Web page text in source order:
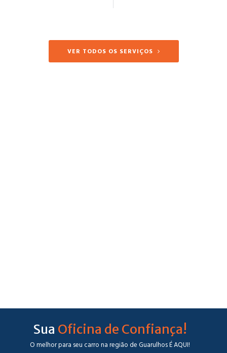
VER TODOS OS SERVIÇOS
Sua Oficina de Confiança!
O melhor para seu carro na região de Guarulhos É AQUI!